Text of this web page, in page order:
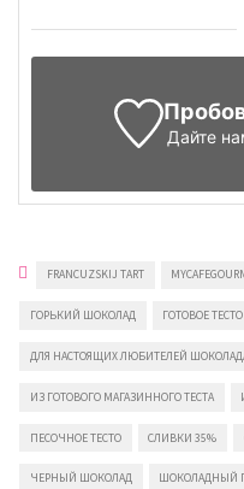
Дайте
FRANCUZSKIJ TART
ГОРЬКИЙ ШОКОЛАД ГОТОВОЕ ТЕСТО
ДЛЯ НАСТОЯЩИХ ЛЮБИТЕЛЕЙ
ИЗ ГОТОВОГО МАГАЗИННОГО ТЕСТА
ПЕСОЧНОЕ ТЕСТО СЛИВКИ 35%
ЧЕРНЫЙ ШОКОЛАД ШОКОЛАДНЫЙ